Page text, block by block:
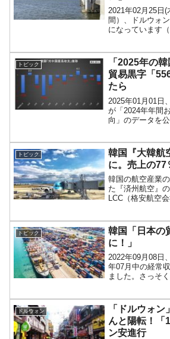
2021年02月25日
間）、ドルウォ
になっています
『Investing.com
前日の陰線を取
進行しています
ン...
トピック
「2025年の
貿易黒字「
たら
2025年01月01日
が「2024年年間
向」のデータを
定版ながら、
まりました（通
ください。2024
トピック
韓国『大韓航
に。売上の77
韓国の航空産業
た『済州航空』
LCC（格安航空
大変に苦しいわ
ない航空会社は
す。といっても
会社は『アシア
トピック
韓国「日本の
に！」
2022年09月08日
年07月中の経常
ました。さっそ
本の貿易赤字が
ました。せっか
表したデータを
ご覧くださ...
ドルウォン
「ドルウォ
んと陽転！「
ン安進行